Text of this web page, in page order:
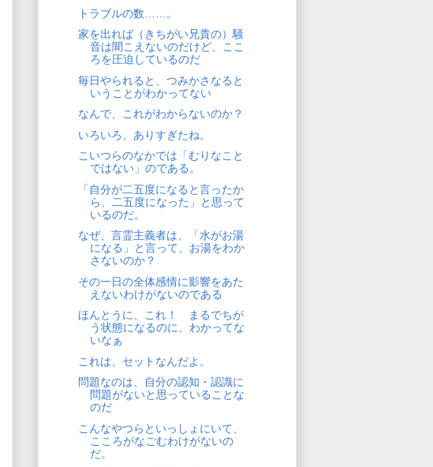
トラブルの数……。
家を出れば（きちがい兄貴の）騒
音は聞こえないのだけど、ここ
ろを圧迫しているのだ
毎日やられると、つみかさなると
いうことがわかってない
なんで、これがわからないのか？
いろいろ、ありすぎたね。
こいつらのなかでは「むりなこと
ではない」のである。
「自分が二五度になると言ったか
ら、二五度になった」と思って
いるのだ。
なぜ、言霊主義者は、「水がお湯
になる」と言って、お湯をわか
さないのか？
その一日の全体感情に影響をあた
えないわけがないのである
ほんとうに、これ！ まるでちが
う状態になるのに、わかってな
いなぁ
これは、セットなんだよ。
問題なのは、自分の認知・認識に
問題がないと思っていることな
のだ
こんなやつらといっしょにいて、
こころがなごむわけがないの
だ。